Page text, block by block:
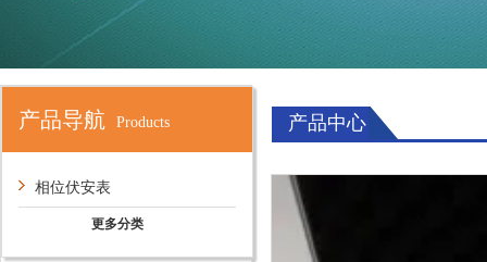
产品导航 Products
相位伏安表
更多分类
产品中心